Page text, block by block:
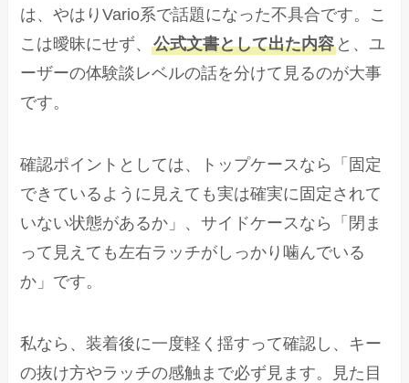
は、やはりVario系で話題になった不具合です。こ
こは曖昧にせず、公式文書として出た内容 と、ユ
ーザーの体験談レベルの話を分けて見るのが大事
です。
確認ポイントとしては、トップケースなら「固定
できているように見えても実は確実に固定されて
いない状態があるか」、サイドケースなら「閉ま
って見えても左右ラッチがしっかり噛んでいる
か」です。
私なら、装着後に一度軽く揺すって確認し、キー
の抜け方やラッチの感触まで必ず見ます。見た目